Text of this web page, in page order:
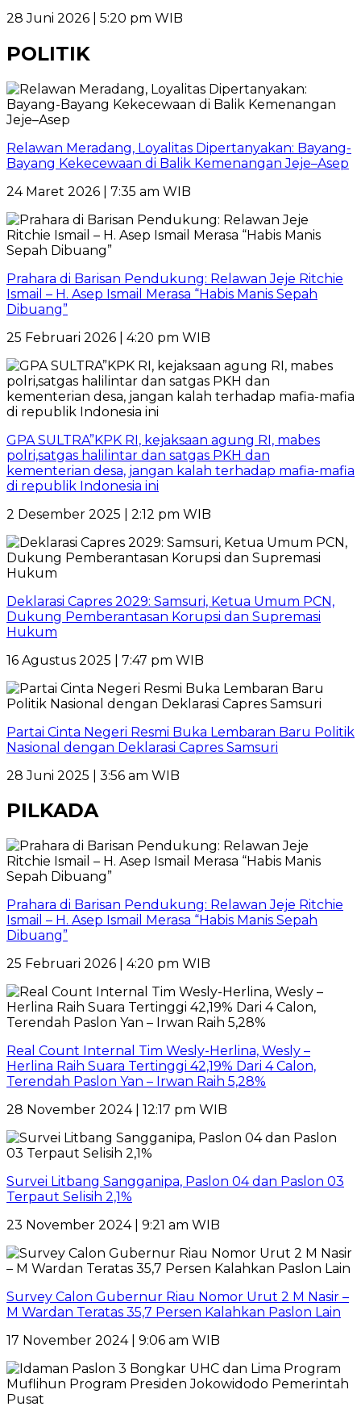
28 Juni 2026 | 5:20 pm WIB
POLITIK
Relawan Meradang, Loyalitas Dipertanyakan: Bayang-
Bayang Kekecewaan di Balik Kemenangan Jeje–Asep
24 Maret 2026 | 7:35 am WIB
Prahara di Barisan Pendukung: Relawan Jeje Ritchie
Ismail – H. Asep Ismail Merasa “Habis Manis Sepah
Dibuang”
25 Februari 2026 | 4:20 pm WIB
GPA SULTRA”KPK RI, kejaksaan agung RI, mabes
polri,satgas halilintar dan satgas PKH dan
kementerian desa, jangan kalah terhadap mafia-mafia
di republik Indonesia ini
2 Desember 2025 | 2:12 pm WIB
Deklarasi Capres 2029: Samsuri, Ketua Umum PCN,
Dukung Pemberantasan Korupsi dan Supremasi
Hukum
16 Agustus 2025 | 7:47 pm WIB
Partai Cinta Negeri Resmi Buka Lembaran Baru Politik
Nasional dengan Deklarasi Capres Samsuri
28 Juni 2025 | 3:56 am WIB
PILKADA
Prahara di Barisan Pendukung: Relawan Jeje Ritchie
Ismail – H. Asep Ismail Merasa “Habis Manis Sepah
Dibuang”
25 Februari 2026 | 4:20 pm WIB
Real Count Internal Tim Wesly-Herlina, Wesly –
Herlina Raih Suara Tertinggi 42,19% Dari 4 Calon,
Terendah Paslon Yan – Irwan Raih 5,28%
28 November 2024 | 12:17 pm WIB
Survei Litbang Sangganipa, Paslon 04 dan Paslon 03
Terpaut Selisih 2,1%
23 November 2024 | 9:21 am WIB
Survey Calon Gubernur Riau Nomor Urut 2 M Nasir –
M Wardan Teratas 35,7 Persen Kalahkan Paslon Lain
17 November 2024 | 9:06 am WIB